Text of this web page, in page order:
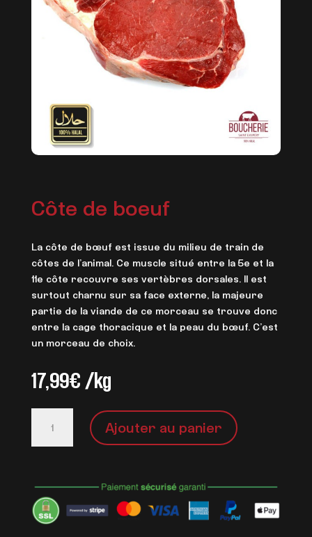
Côte de boeuf
La côte de bœuf est issue du milieu de train de
côtes de l’animal. Ce muscle situé entre la 5e et la
11e côte recouvre ses vertèbres dorsales. Il est
surtout charnu sur sa face externe, la majeure
partie de la viande de ce morceau se trouve donc
entre la cage thoracique et la peau du bœuf. C’est
un morceau de choix.
17,99€/kg
Côte
Ajouter au panier